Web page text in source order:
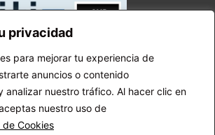
privacidad
para mejorar tu experiencia de
anuncios o contenido
analizar nuestro tráfico. Al hacer clic en
nuestro uso de
de Cookies